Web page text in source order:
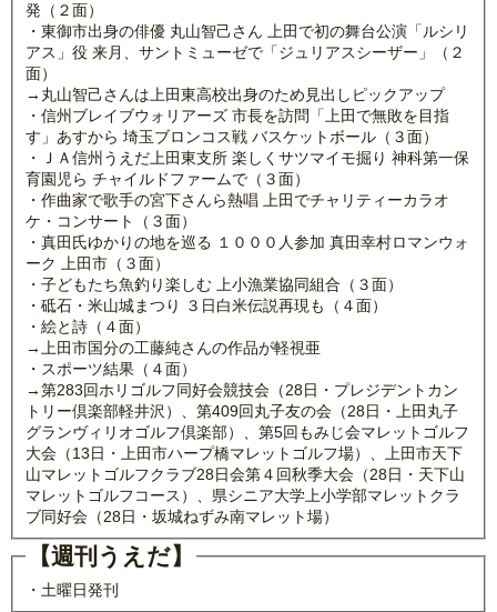
発（２面）
・東御市出身の俳優 丸山智己さん 上田で初の舞台公演「ルシリ
アス」役 来月、サントミューゼで「ジュリアスシーザー」（２
面）
→丸山智己さんは上田東高校出身のため見出しピックアップ
・信州ブレイブウォリアーズ 市長を訪問「上田で無敗を目指
す」あすから 埼玉ブロンコス戦 バスケットボール（３面）
・ＪＡ信州うえだ上田東支所 楽しくサツマイモ掘り 神科第一保
育園児ら チャイルドファームで（３面）
・作曲家で歌手の宮下さんら熱唱 上田でチャリティーカラオ
ケ・コンサート（３面）
・真田氏ゆかりの地を巡る １０００人参加 真田幸村ロマンウォ
ーク 上田市（３面）
・子どもたち魚釣り楽しむ 上小漁業協同組合（３面）
・砥石・米山城まつり ３日白米伝説再現も（４面）
・絵と詩（４面）
→上田市国分の工藤純さんの作品が軽視亜
・スポーツ結果（４面）
→第283回ホリゴルフ同好会競技会（28日・プレジデントカン
トリー倶楽部軽井沢）、第409回丸子友の会（28日・上田丸子
グランヴィリオゴルフ倶楽部）、第5回もみじ会マレットゴルフ
大会（13日・上田市ハープ橋マレットゴルフ場）、上田市天下
山マレットゴルフクラブ28日会第４回秋季大会（28日・天下山
マレットゴルフコース）、県シニア大学上小学部マレットクラ
ブ同好会（28日・坂城ねずみ南マレット場）
【週刊うえだ】
・土曜日発刊